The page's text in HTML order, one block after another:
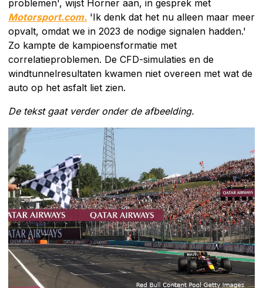
problemen', wijst Horner aan, in gesprek met
Motorsport.com. 'Ik denk dat het nu alleen maar meer
opvalt, omdat we in 2023 de nodige signalen hadden.'
Zo kampte de kampioensformatie met
correlatieproblemen. De CFD-simulaties en de
windtunnelresultaten kwamen niet overeen met wat de
auto op het asfalt liet zien.
De tekst gaat verder onder de afbeelding.